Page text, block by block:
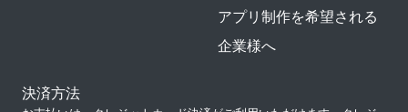
アプリ制作を希望される
企業様へ
決済方法